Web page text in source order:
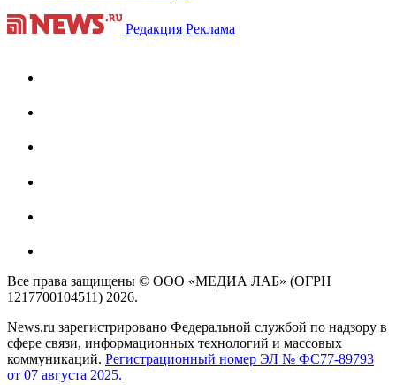
Редакция Реклама
Все права защищены © ООО «МЕДИА ЛАБ» (ОГРН
1217700104511) 2026.
News.ru зарегистрировано Федеральной службой по надзору в
сфере связи, информационных технологий и массовых
коммуникаций. Регистрационный номер ЭЛ № ФС77-89793
от 07 августа 2025.